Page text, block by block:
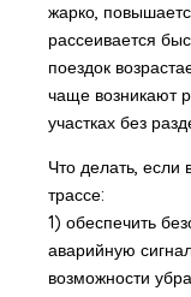
жарко,
рассеивается
поездок
чаще возникают
участках без
Что делать, если
трассе:
1) обеспечить
аварийную
возможности